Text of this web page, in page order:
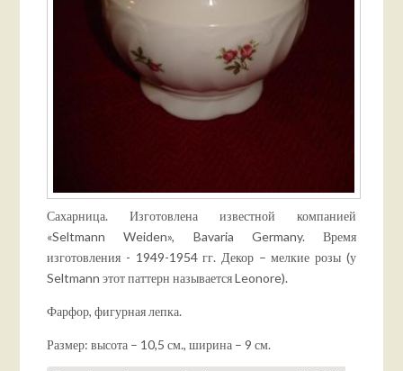
Сахарница. Изготовлена известной компанией
«Seltmann Weiden», Bavaria Germany. Время
изготовления - 1949-1954 гг. Декор – мелкие розы (у
Seltmann этот паттерн называется Leonore).
Фарфор, фигурная лепка.
Размер: высота – 10,5 см., ширина – 9 см.